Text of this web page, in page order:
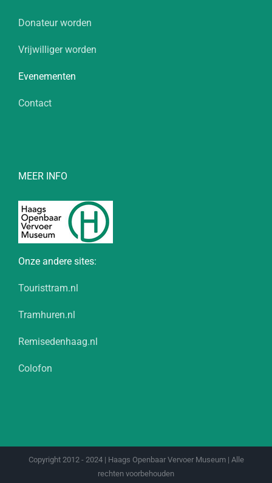
Donateur worden
Vrijwilliger worden
Evenementen
Contact
MEER INFO
Onze andere sites:
Touristtram.nl
Tramhuren.nl
Remisedenhaag.nl
Colofon
Copyright 2012 - 2024 | Haags Openbaar Vervoer Museum | Alle
rechten voorbehouden